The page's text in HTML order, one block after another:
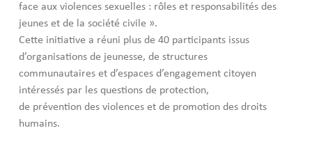
face aux violences sexuelles : rôles et responsabilités des
jeunes et de la société civile ».
Cette initiative a réuni plus de 40 participants issus
d’organisations de jeunesse, de structures
communautaires et d’espaces d’engagement citoyen
intéressés par les questions de protection,
de prévention des violences et de promotion des droits
humains.